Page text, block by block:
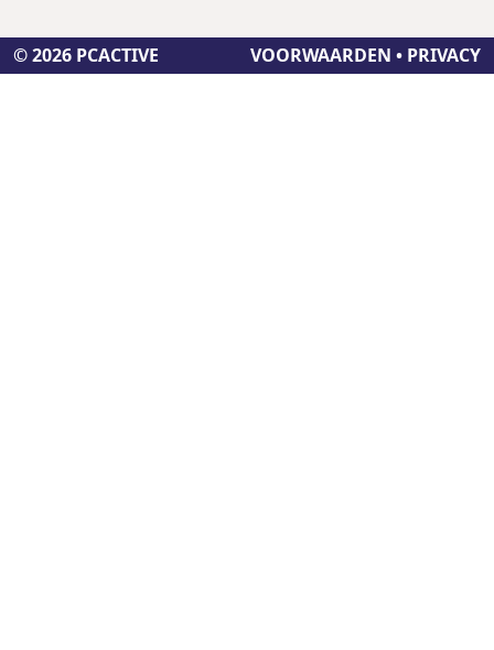
© 2026 PCACTIVE VOORWAARDEN • PRIVACY